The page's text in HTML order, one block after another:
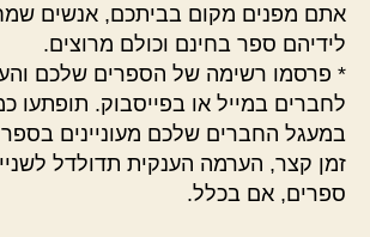
אתם מפנים מקום בביתכם, אנשים
לידיהם ספר בחינם וכולם מרוצים.
* פרסמו רשימה של הספרים שלכם
לחברים במייל או בפייסבוק. תופתעו
במעגל החברים שלכם מעוניינים
זמן קצר, הערמה הענקית תדולדל
ספרים, אם בכלל.